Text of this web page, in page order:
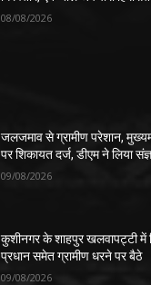
08/08/2026
जलजमाव से ग्रामीण परेशान,
पर शिकायत दर्ज, डीएम ने लिया
09/08/2026
कुशीनगर के शाहपुर खलवापट्टी में
प्रधान समेत ग्रामीण धरने पर बैठे
09/08/2026